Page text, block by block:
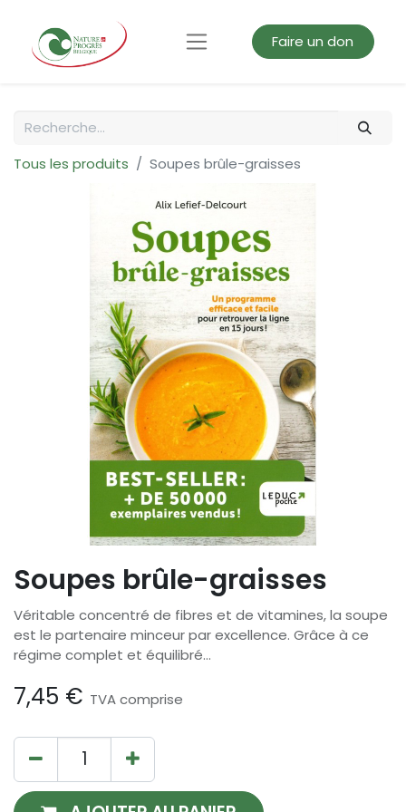
Faire un don
Tous les produits Soupes brûle-graisses
Soupes brûle-graisses
Véritable concentré de fibres et de vitamines, la soupe
est le partenaire minceur par excellence. Grâce à ce
régime complet et équilibré...
7,45 € TVA comprise